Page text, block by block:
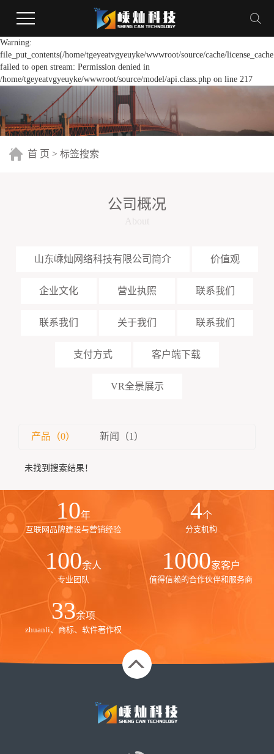
Warning:
file_put_contents(/home/tgeyeatvgyeuyke/wwwroot/source/cache/
failed to open stream: Permission denied in
/home/tgeyeatvgyeuyke/wwwroot/source/model/api.class.php on line 217
首 页 > 标签搜索
公司概况
山东嵊灿网络科技有限公司简介 价值观
企业文化 营业执照 联系我们
联系我们 关于我们 联系我们
支付方式 客户端下载
VR全景展示
产品（0） 新闻（1）
未找到搜索结果！
10年
互联网品牌建设与营销经验
4个
分支机构
100余人
专业团队
1000家客户
值得信赖的合作伙伴和服务商
35余项
zhuanli、商标、软件著作权